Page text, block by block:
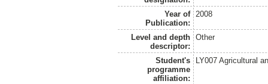
Year of
Publication:
2008
Level and depth
descriptor:
Other
Student's
programme
affiliation:
LY007 Agricultural